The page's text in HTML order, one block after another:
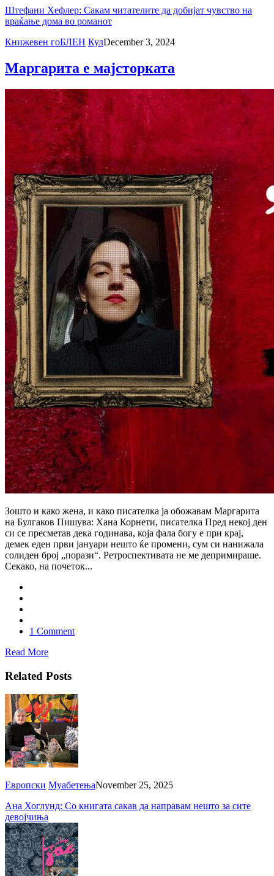
Штефани Хефлер: Сакам читателите да добијат чувство на
враќање дома во романот
Книжевен гоБЛЕН КулDecember 3, 2024
Маргарита е мајсторката
Зошто и како жена, и како писателка ја обожавам Маргарита
на Булгаков Пишува: Хана Корнети, писателка Пред некој ден
си се пресметав дека годинава, која фала богу е при крај,
демек еден први јануари нешто ќе промени, сум си нанижала
солиден број „порази“. Ретроспективата не ме депримираше.
Секако, на почеток...
1 Comment
Read More
Related Posts
Европски МуабетењаNovember 25, 2025
Ана Хоглунд: Со книгата сакав да направам нешто за сите
девојчиња